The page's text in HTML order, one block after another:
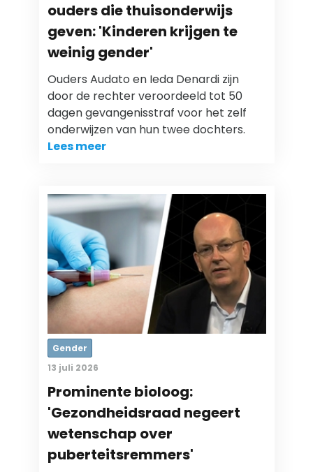
ouders die thuisonderwijs
geven: 'Kinderen krijgen te
weinig gender'
Ouders Audato en Ieda Denardi zijn
door de rechter veroordeeld tot 50
dagen gevangenisstraf voor het zelf
onderwijzen van hun twee dochters.
Lees meer
Gender
13 juli 2026
Prominente bioloog:
'Gezondheidsraad negeert
wetenschap over
puberteitsremmers'